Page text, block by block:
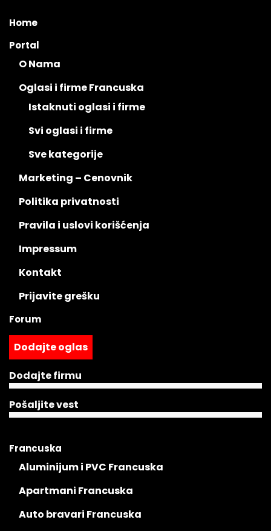
Home
Portal
O Nama
Oglasi i firme Francuska
Istaknuti oglasi i firme
Svi oglasi i firme
Sve kategorije
Marketing – Cenovnik
Politika privatnosti
Pravila i uslovi korišćenja
Impressum
Kontakt
Prijavite grešku
Forum
Dodajte oglas
Dodajte firmu
Pošaljite vest
Francuska
Aluminijum i PVC Francuska
Apartmani Francuska
Auto bravari Francuska